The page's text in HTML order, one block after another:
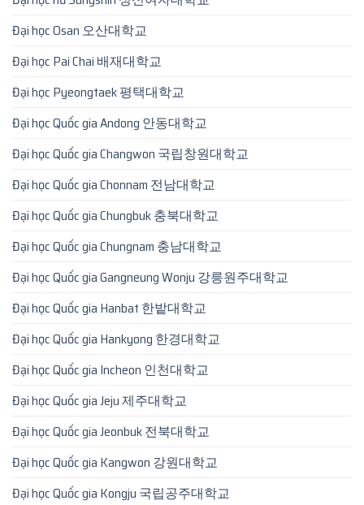
Đại học Osan 오산대학교
Đại học Pai Chai 배재대학교
Đại học Pyeongtaek 평택대학교
Đại học Quốc gia Andong 안동대학교
Đại học Quốc gia Changwon 국립창원대학교
Đại học Quốc gia Chonnam 전남대학교
Đại học Quốc gia Chungbuk 충북대학교
Đại học Quốc gia Chungnam 충남대학교
Đại học Quốc gia Gangneung Wonju 강릉원주대학교
Đại học Quốc gia Hanbat 한밭대학교
Đại học Quốc gia Hankyong 한경대학교
Đại học Quốc gia Incheon 인천대학교
Đại học Quốc gia Jeju 제주대학교
Đại học Quốc gia Jeonbuk 전북대학교
Đại học Quốc gia Kangwon 강원대학교
Đại học Quốc gia Kongju 국립공주대학교